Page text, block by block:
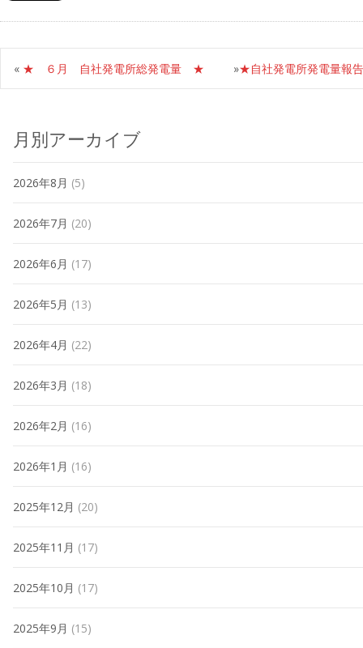
« ★ ６月 自社発電所総発電量 ★ ★自社発電所発電量報
»
月別アーカイブ
2026年8月 (5)
2026年7月 (20)
2026年6月 (17)
2026年5月 (13)
2026年4月 (22)
2026年3月 (18)
2026年2月 (16)
2026年1月 (16)
2025年12月 (20)
2025年11月 (17)
2025年10月 (17)
2025年9月 (15)